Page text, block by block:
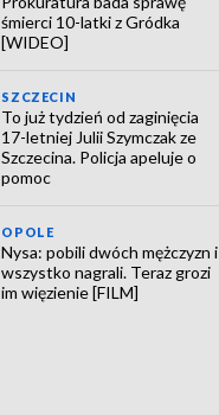
śmierci 10-latki z Gródka
[WIDEO]
SZCZECIN
To już tydzień od zaginięcia
17-letniej Julii Szymczak ze
Szczecina. Policja apeluje o
pomoc
OPOLE
Nysa: pobili dwóch mężczyzn i
wszystko nagrali. Teraz grozi
im więzienie [FILM]